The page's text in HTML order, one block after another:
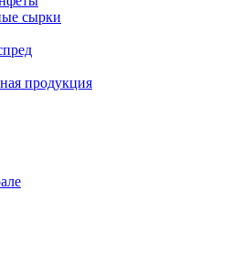
сырки
продукция